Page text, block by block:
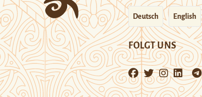
Deutsch English
FOLGT UNS